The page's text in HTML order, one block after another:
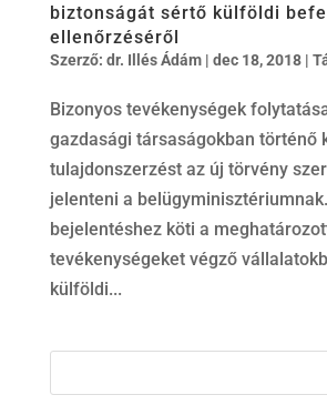
biztonságát sértő külföldi
ellenőrzéséről
Szerző: dr. Illés Ádám| dec 18, 2018|
Bizonyos tevékenységek
gazdasági társaságokban történő
tulajdonszerzést az új törvény
jelenteni a
bejelentéshez köti a
tevékenységeket végző
külföldi...